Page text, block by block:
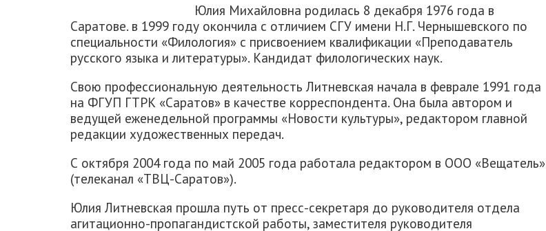
Юлия Михайловна родилась 8 декабря 1976 года в
Саратове. в 1999 году окончила с отличием СГУ имени Н.Г. Чернышевского по
специальности «Филология» с присвоением квалификации «Преподаватель
русского языка и литературы». Кандидат филологических наук.
Свою профессиональную деятельность Литневская начала в феврале 1991 года
на ФГУП ГТРК «Саратов» в качестве корреспондента. Она была автором и
ведущей еженедельной программы «Новости культуры», редактором главной
редакции художественных передач.
С октября 2004 года по май 2005 года работала редактором в ООО «Вещатель»
(телеканал «ТВЦ-Саратов»).
Юлия Литневская прошла путь от пресс-секретаря до руководителя отдела
агитационно-пропагандистской работы, заместителя руководителя